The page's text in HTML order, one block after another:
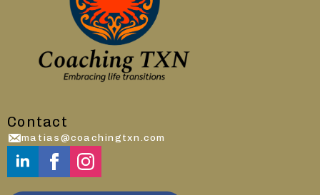
Contact
matias@coachingtxn.com